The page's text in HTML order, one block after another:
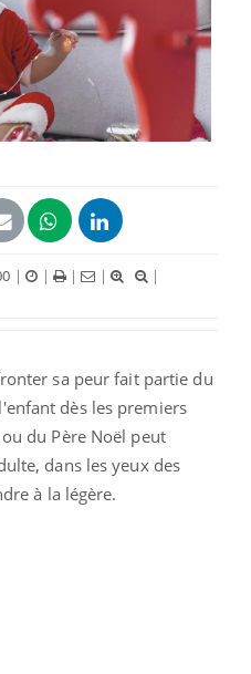
| | | |
|
sa peur fait partie du
dès les premiers
du Père Noël peut
dans les yeux des
à la légère.